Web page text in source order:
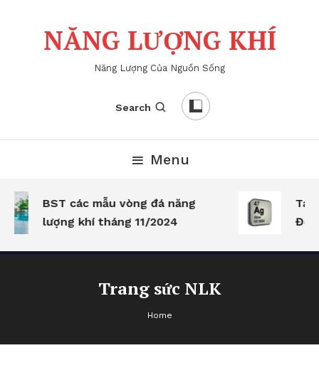
NĂNG LƯỢNG KHÍ
Năng Lượng Của Nguồn Sống
Search
Menu
BST các mẫu vòng đá năng
lượng khí tháng 11/2024
Tác
Trang sức NLK
Home